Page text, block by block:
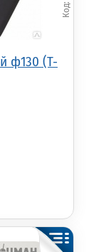
ф130 (T-